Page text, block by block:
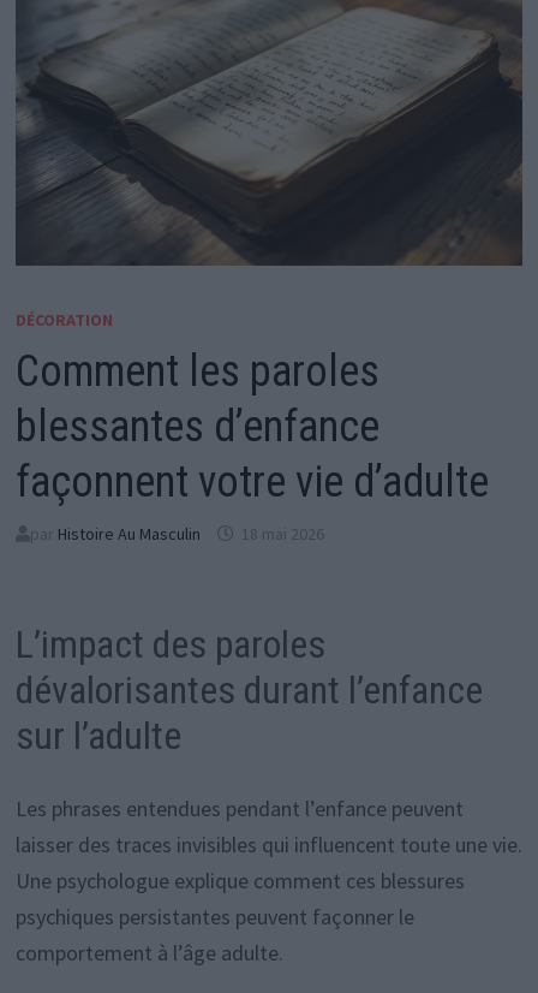
DÉCORATION
Comment les paroles
blessantes d’enfance
façonnent votre vie d’adulte
par Histoire Au Masculin 18 mai 2026
L’impact des paroles
dévalorisantes durant l’enfance
sur l’adulte
Les phrases entendues pendant l’enfance peuvent
laisser des traces invisibles qui influencent toute une vie.
Une psychologue explique comment ces blessures
psychiques persistantes peuvent façonner le
comportement à l’âge adulte.